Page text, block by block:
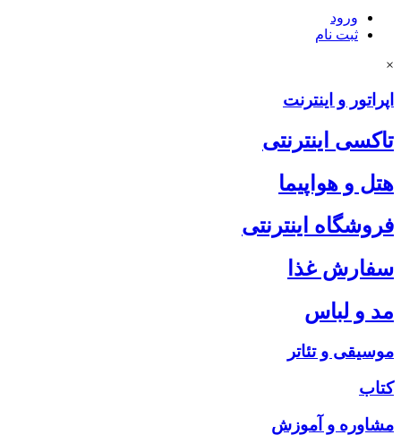
ورود
ثبت نام
×
اپراتور و اینترنت
تاکسی اینترنتی
هتل و هواپیما
فروشگاه اینترنتی
سفارش غذا
مد و لباس
موسیقی و تئاتر
کتاب
مشاوره و آموزش